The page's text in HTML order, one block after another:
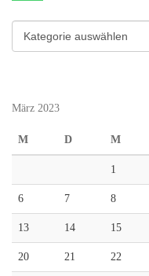
Kategorien
März 2023
M D M
1
6 7 8
13 14 15
20 21 22